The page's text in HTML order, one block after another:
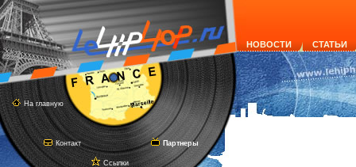
На главную
Контакт
Ссылки
Партнеры
НОВОСТИ СТАТЬИ